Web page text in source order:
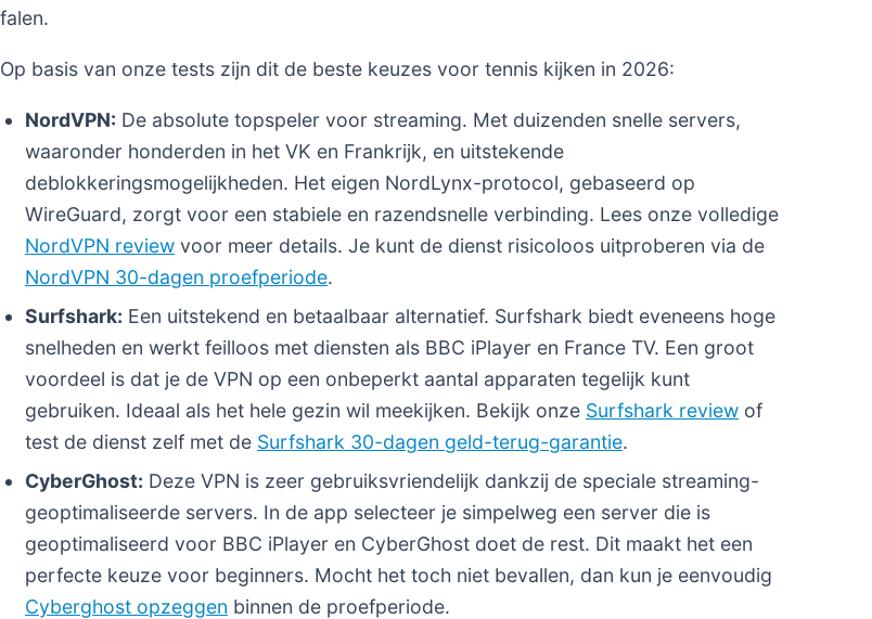
falen.
Op basis van onze tests zijn dit de beste keuzes voor tennis kijken in 2026:
NordVPN: De absolute topspeler voor streaming. Met duizenden snelle servers,
waaronder honderden in het VK en Frankrijk, en uitstekende
deblokkeringsmogelijkheden. Het eigen NordLynx-protocol, gebaseerd op
WireGuard, zorgt voor een stabiele en razendsnelle verbinding. Lees onze volledige
NordVPN reviewvoor meer details. Je kunt de dienst risicoloos uitproberen via de
NordVPN 30-dagen proefperiode.
Surfshark: Een uitstekend en betaalbaar alternatief. Surfshark biedt eveneens hoge
snelheden en werkt feilloos met diensten als BBC iPlayer en France TV. Een groot
voordeel is dat je de VPN op een onbeperkt aantal apparaten tegelijk kunt
gebruiken. Ideaal als het hele gezin wil meekijken. Bekijk onze Surfshark reviewof
test de dienst zelf met de Surfshark 30-dagen geld-terug-garantie.
CyberGhost: Deze VPN is zeer gebruiksvriendelijk dankzij de speciale streaming-
geoptimaliseerde servers. In de app selecteer je simpelweg een server die is
geoptimaliseerd voor BBC iPlayer en CyberGhost doet de rest. Dit maakt het een
perfecte keuze voor beginners. Mocht het toch niet bevallen, dan kun je eenvoudig
Cyberghost opzeggen binnen de proefperiode.